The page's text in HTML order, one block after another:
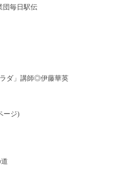
団毎日駅伝
ダ」講師◎伊藤華英
ージ)